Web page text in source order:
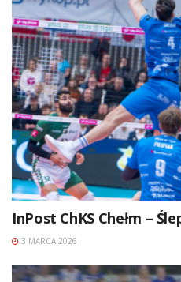
InPost ChKS Chełm –
3 MARCA 2026